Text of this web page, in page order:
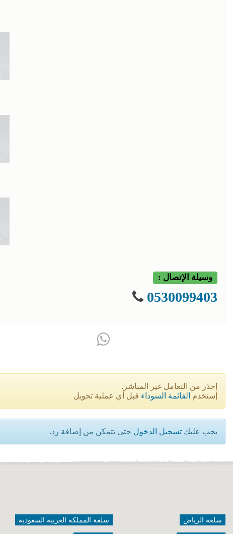
وسيلة الإتصال :
0530099403
إحذر من التعامل غير المباشر.
إستخدم القائمة السوداء قبل أي عملية تحويل
يجب عليك تسجيل الدخول حتى تتمكن من إضافة رد.
سلعة الرياض سلعة المملكه العربية السعودية